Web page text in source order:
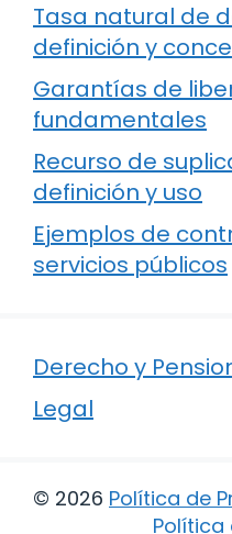
Tasa natural de
definición y
Garantías de
fundamentales
Recurso de
definición y uso
Ejemplos de
servicios públicos
Derecho y
Legal
© 2026 Política de
Política